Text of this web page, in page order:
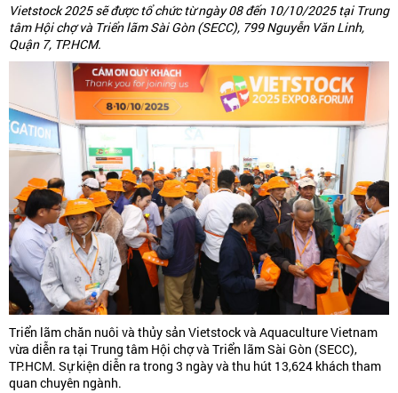
Vietstock 2025 sẽ được tổ chức từ ngày 08 đến 10/10/2025 tại Trung
tâm Hội chợ và Triển lãm Sài Gòn (SECC), 799 Nguyễn Văn Linh,
Quận 7, TP.HCM.
Triển lãm chăn nuôi và thủy sản Vietstock và Aquaculture Vietnam
vừa diễn ra tại Trung tâm Hội chợ và Triển lãm Sài Gòn (SECC),
TP.HCM. Sự kiện diễn ra trong 3 ngày và thu hút 13,624 khách tham
quan chuyên ngành.